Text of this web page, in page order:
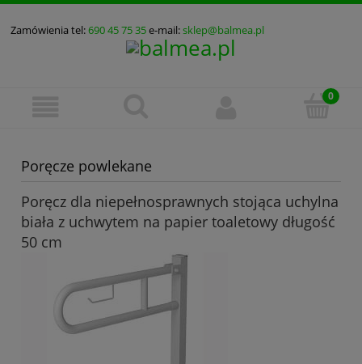
Zamówienia tel:690 45 75 35e-mail:sklep@balmea.pl
Poręcze powlekane
Poręcz dla niepełnosprawnych stojąca uchylna
biała z uchwytem na papier toaletowy długość
50 cm